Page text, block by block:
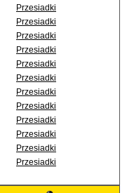
Przesiadki
Przesiadki
Przesiadki
Przesiadki
Przesiadki
Przesiadki
Przesiadki
Przesiadki
Przesiadki
Przesiadki
Przesiadki
Przesiadki